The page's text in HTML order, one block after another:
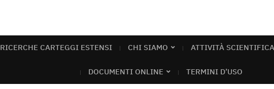
CARTEGGI ESTENSI CHI SIAMO ATTIVITÀ SCIENTIFICA
DOCUMENTI ONLINE TERMINI D’USO